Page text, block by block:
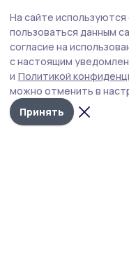
На сайте
пользоваться данным
согласие на
с настоящим
и Политикой
можно отменить в
Принять